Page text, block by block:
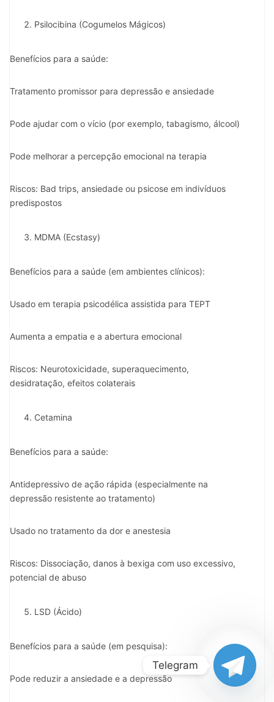
Psilocibina (Cogumelos Mágicos)
Benefícios para a saúde:
Tratamento promissor para depressão e ansiedade
Pode ajudar com o vício (por exemplo, tabagismo, álcool)
Pode melhorar a percepção emocional na terapia
Riscos: Bad trips, ansiedade ou psicose em indivíduos
predispostos
MDMA (Ecstasy)
Benefícios para a saúde (em ambientes clínicos):
Usado em terapia psicodélica assistida para TEPT
Aumenta a empatia e a abertura emocional
Riscos: Neurotoxicidade, superaquecimento,
desidratação, efeitos colaterais
Cetamina
Benefícios para a saúde:
Antidepressivo de ação rápida (especialmente na
depressão resistente ao tratamento)
Usado no tratamento da dor e anestesia
Riscos: Dissociação, danos à bexiga com uso excessivo,
potencial de abuso
LSD (Ácido)
Benefícios para a saúde (em pesquisa):
Pode reduzir a ansiedade e a depressão
Telegram